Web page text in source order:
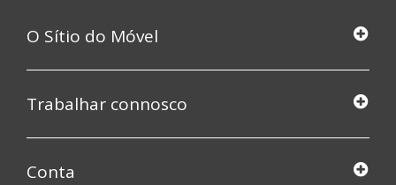
O Sítio do Móvel
Trabalhar connosco
Conta